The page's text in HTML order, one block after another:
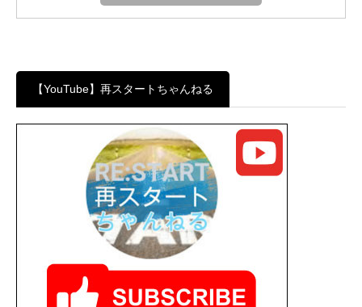
【YouTube】再スタートちゃんねる